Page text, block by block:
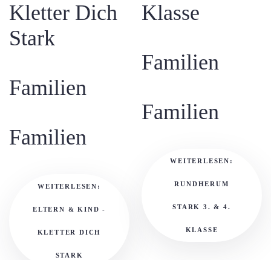
Kletter Dich
Stark
Familien
Familien
WEITERLESEN:
ELTERN & KIND -
KLETTER DICH
STARK
Klasse
Familien
Familien
WEITERLESEN:
RUNDHERUM
STARK 3. & 4.
KLASSE